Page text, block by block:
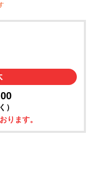
）
ります。